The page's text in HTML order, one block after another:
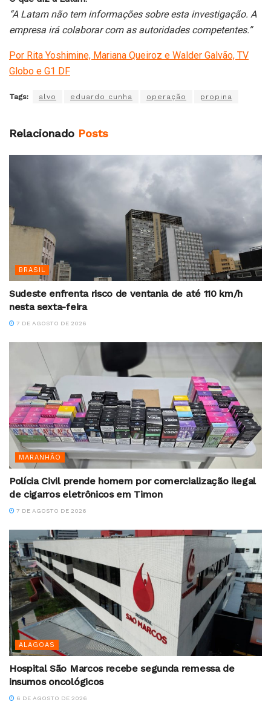
“A Latam não tem informações sobre esta investigação. A
empresa irá colaborar com as autoridades competentes.”
Por Rita Yoshimine, Mariana Queiroz e Walder Galvão, TV
Globo e G1 DF
Tags: alvo eduardo cunha operação propina
Relacionado Posts
BRASIL
Sudeste enfrenta risco de ventania de até 110 km/h
nesta sexta-feira
7 DE AGOSTO DE 2026
MARANHÃO
Polícia Civil prende homem por comercialização ilegal
de cigarros eletrônicos em Timon
7 DE AGOSTO DE 2026
ALAGOAS
Hospital São Marcos recebe segunda remessa de
insumos oncológicos
6 DE AGOSTO DE 2026